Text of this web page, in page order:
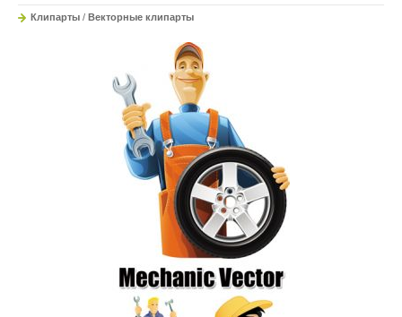
Клипарты / Векторные клипарты